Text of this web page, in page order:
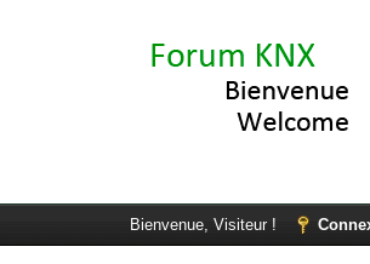
Bienvenue, Visiteur !